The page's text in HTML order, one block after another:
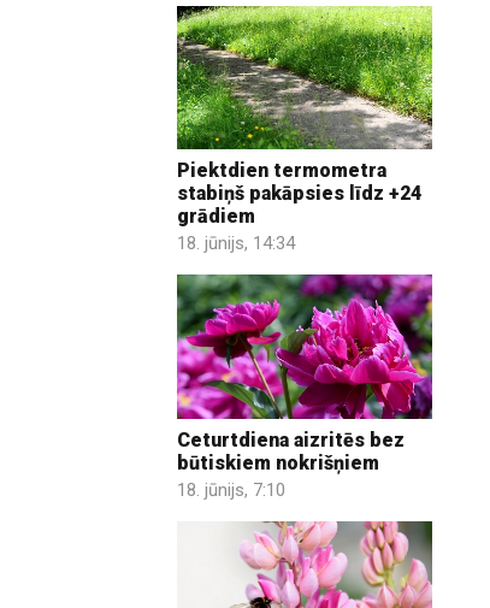
Piektdien termometra
stabiņš pakāpsies līdz +24
grādiem
18. jūnijs, 14:34
Ceturtdiena aizritēs bez
būtiskiem nokrišņiem
18. jūnijs, 7:10